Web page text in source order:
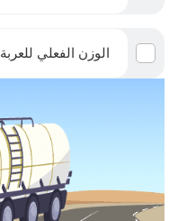
الوزن الفعلي للعربة